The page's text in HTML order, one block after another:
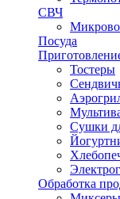
СВЧ
Посуда
Тостеры
Сушки
Обработка